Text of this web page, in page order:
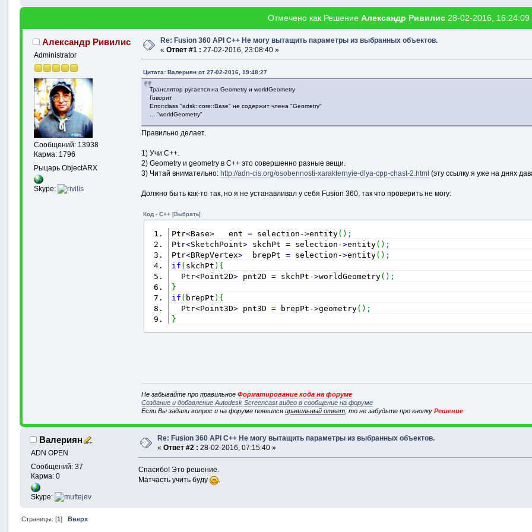
Отмечено как РешениеАлександр Ривилис 28-02-2016, 16:24:09
Александр Ривилис
Administrator
Сообщений: 13938
Карма: 1796
Рыцарь ObjectARX
Skype:
Re: Fusion 360 API C++ Не могу вытащить параметры из выбранных объектов.
«Ответ #1 : 27-02-2016, 23:08:40 »
Цитата: Валериян от 27-02-2016, 19:48:27
Транслятор ругается на Geometry и worldGeometry
Говорит
Error:class "adsk::core::Base" не содержит члена "Geometry"
... "worldGeometry"
Правильно делает.
1) Учи C++.
2) Geometry и geometry в C++ это совершенно разные вещи.
3) Читай внимательно:http://adn-cis.org/osobennosti-xarakternyie-dlya-cpp-chast-2.html (эту ссылку я уже на днях
Должно быть как-то так, но я не устанавливал у себя Fusion 360, так что проверить не могу:
Код - C++[Выбрать]
Ptr<Base> ent = selection ->entity( ) ;
Ptr<SketchPoint> skchPt = selection ->entity( ) ;
Ptr<BRepVertex> brepPt = selection ->entity( ) ;
if ( skchPt ) {
Ptr<Point2D> pnt2D = skchPt ->worldGeometry( ) ;
}
if ( brepPt ) {
Ptr<Point3D> pnt3D = brepPt ->geometry( ) ;
}
Не забывайте про правильноеФорматирование кода на форуме
Создание и добавление Autodesk Screencast видео в сообщение на форуме
Если Вы задали вопрос и на форуме появилсяправильный ответ , то не забудьте про кнопкуРешение
Валериян
ADN OPEN
Сообщений: 37
Карма: 0
Skype:
Re: Fusion 360 API C++ Не могу вытащить параметры из выбранных объектов.
«Ответ #2 : 28-02-2016, 07:15:40 »
Спасибо! Это решение.
Матчасть учить буду
.
Страницы: [1 ] Вверх